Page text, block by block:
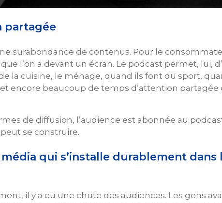
partagée
surabondance de contenus. Pour le
l’on a devant un écran. Le podcast permet,
la cuisine, le ménage, quand ils font du sport,
encore beaucoup de temps d’attention partagée
de diffusion, l’audience est abonnée au
se construire.
qui s’installe durablement
il y a eu une chute des audiences. Les gens